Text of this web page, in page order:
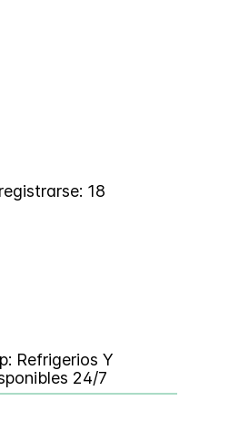
registrarse: 18
Refrigerios Y
24/7